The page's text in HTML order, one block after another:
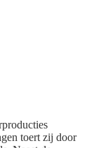
toert zij door